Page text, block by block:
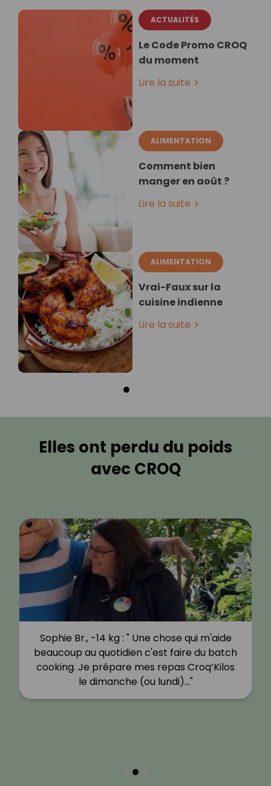
ACTUALITÉS
Le Code Promo CROQ
du moment
Lire la suite
ALIMENTATION
Comment bien
manger en août ?
Lire la suite
ALIMENTATION
Vrai-Faux sur la
cuisine indienne
Lire la suite
Elles ont perdu du poids
avec CROQ
Sophie Br., -14 kg : " Une chose qui m'aide
beaucoup au quotidien c'est faire du batch
cooking. Je prépare mes repas Croq’Kilos
le dimanche (ou lundi)…"